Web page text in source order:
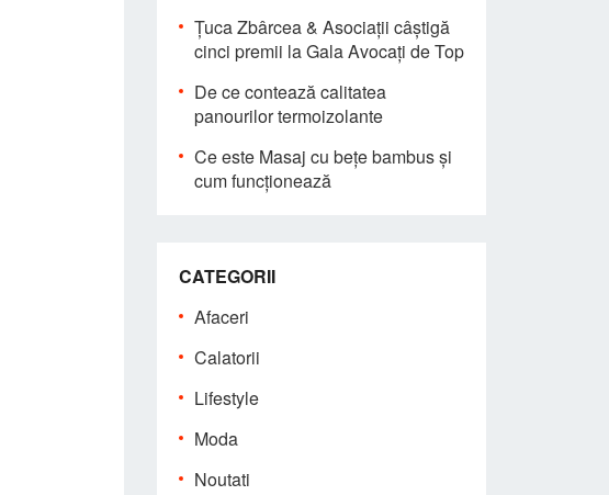
Țuca Zbârcea & Asociații câștigă
cinci premii la Gala Avocați de Top
De ce contează calitatea
panourilor termoizolante
Ce este Masaj cu bețe bambus și
cum funcționează
CATEGORII
Afaceri
Calatorii
Lifestyle
Moda
Noutati